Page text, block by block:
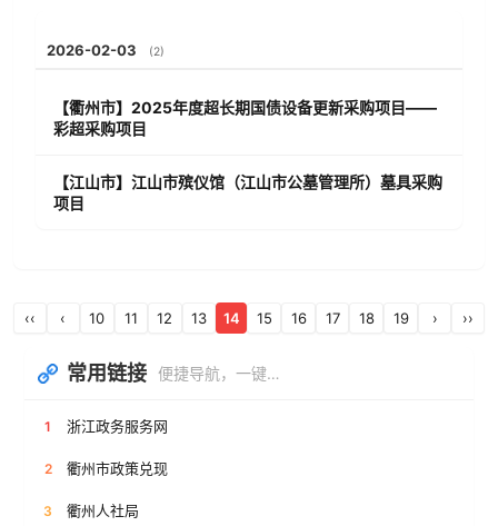
2026-02-03 (2)
【衢州市】2025年度超长期国债设备更新采购项目——
彩超采购项目
【江山市】江山市殡仪馆（江山市公墓管理所）墓具采购
项目
‹‹ ‹ 10 11 12 13 14 15 16 17 18 19 › ››
常用链接 便捷导航，一键直达
1 浙江政务服务网
2 衢州市政策兑现
3 衢州人社局